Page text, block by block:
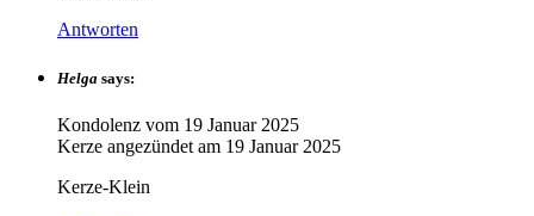
Antworten
Helga says:
Kondolenz vom 19 Januar 2025
Kerze angezündet am 19 Januar 2025
Kerze-Klein